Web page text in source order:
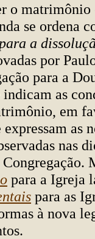
o
se ordena
a
por
para a
as
em
as
nas
Congregação.
para a Igreja
para as
à nova